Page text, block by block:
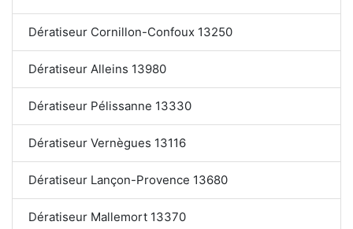
Dératiseur Cornillon-Confoux 13250
Dératiseur Alleins 13980
Dératiseur Pélissanne 13330
Dératiseur Vernègues 13116
Dératiseur Lançon-Provence 13680
Dératiseur Mallemort 13370